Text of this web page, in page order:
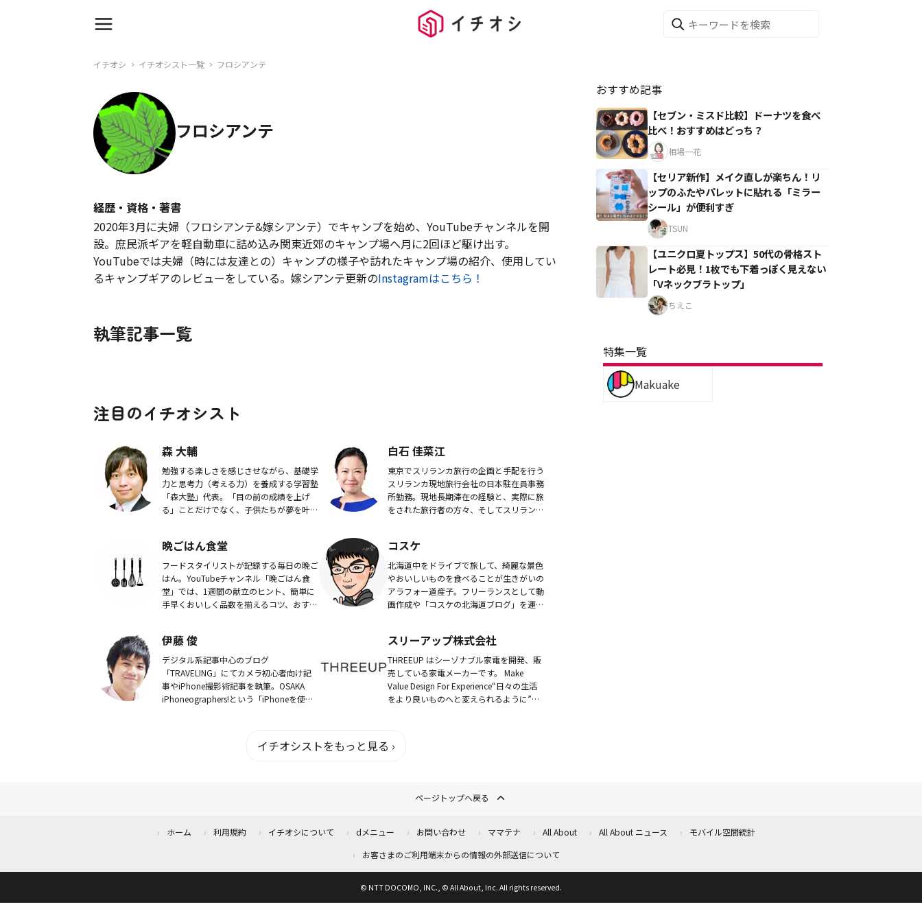
イチオシ イチオシスト一覧 フロシアンテ
フロシアンテ
経歴・資格・著書
2020年3月に夫婦（フロシアンテ&嫁シアンテ）でキャンプを始め、YouTubeチャンネルを開
設。庶民派ギアを軽自動車に詰め込み関東近郊のキャンプ場へ月に2回ほど駆け出す。
YouTubeでは夫婦（時には友達との）キャンプの様子や訪れたキャンプ場の紹介、使用してい
るキャンプギアのレビューをしている。嫁シアンテ更新のInstagramはこちら！
執筆記事一覧
注目のイチオシスト
森 大輔
勉強する楽しさを感じさせながら、基礎学
力と思考力（考える力）を養成する学習塾
「森大塾」代表。「目の前の成績を上げ
る」ことだけでなく、子供たちが夢を叶え
を置き事業を展...
白石 佳菜江
東京でスリランカ旅行の企画と手配を行う
スリランカ現地旅行会社の日本駐在員事務
所勤務。現地長期滞在の経験と、実際に旅
をされた旅行者の方々、そしてスリランカ
多くの方に伝...
晩ごはん食堂
フードスタイリストが記録する毎日の晩ご
はん。YouTubeチャンネル「晩ごはん食
堂」では、1週間の献立のヒント、簡単に
手早くおいしく品数を揃えるコツ、おすす
ら！
コスケ
北海道中をドライブで旅して、綺麗な景色
やおいしいものを食べることが生きがいの
アラフォー道産子。フリーランスとして動
画作成や「コスケの北海道ブログ」を運営
ネル「コ...
伊藤 俊
デジタル系記事中心のブログ
「TRAVELING」にてカメラ初心者向け記
事やiPhone撮影術記事を執筆。OSAKA
iPhoneographers!という「iPhoneを使っ
スリーアップ株式会社
THREEUP はシーゾナブル家電を開発、販
売している家電メーカーです。 Make
Value Design For Experience“日々の生活
をより良いものへと変えられるように”を
イチオシストをもっと見る ›
おすすめ記事
【セブン・ミスド比較】ドーナツを食べ
比べ！おすすめはどっち？
相場一花
【セリア新作】メイク直しが楽ちん！リ
ップのふたやパレットに貼れる「ミラー
シール」が便利すぎ
TSUN
【ユニクロ夏トップス】50代の骨格スト
レート必見！1枚でも下着っぽく見えない
「Vネックブラトップ」
ちえこ
特集一覧
Makuake
ページトップへ戻る
ホーム 利用規約 イチオシについて dメニュー お問い合わせ ママテナ All About All About ニュース
モバイル空間統計
お客さまのご利用端末からの情報の外部送信について
© NTT DOCOMO, INC., © All About, Inc. All rights reserved.